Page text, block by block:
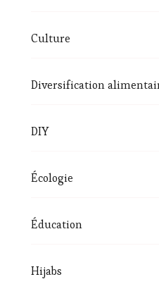
Culture
Diversification
DIY
Écologie
Éducation
Hijabs